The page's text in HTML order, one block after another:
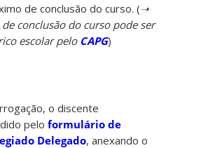
de conclusão do curso. (➝
conclusão do curso pode ser
escolar pelo CAPG)
o discente
peloformulário de
Delegado, anexando o